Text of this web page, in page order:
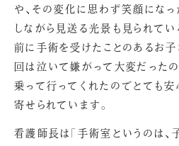
や、その変化に思わず笑顔にな
しながら見送る光景も見られてい
前に手術を受けたことのあるお子
回は泣いて嫌がって大変だった
乗って行ってくれたのでとても安
寄せられています。
看護師長は「手術室というのは、